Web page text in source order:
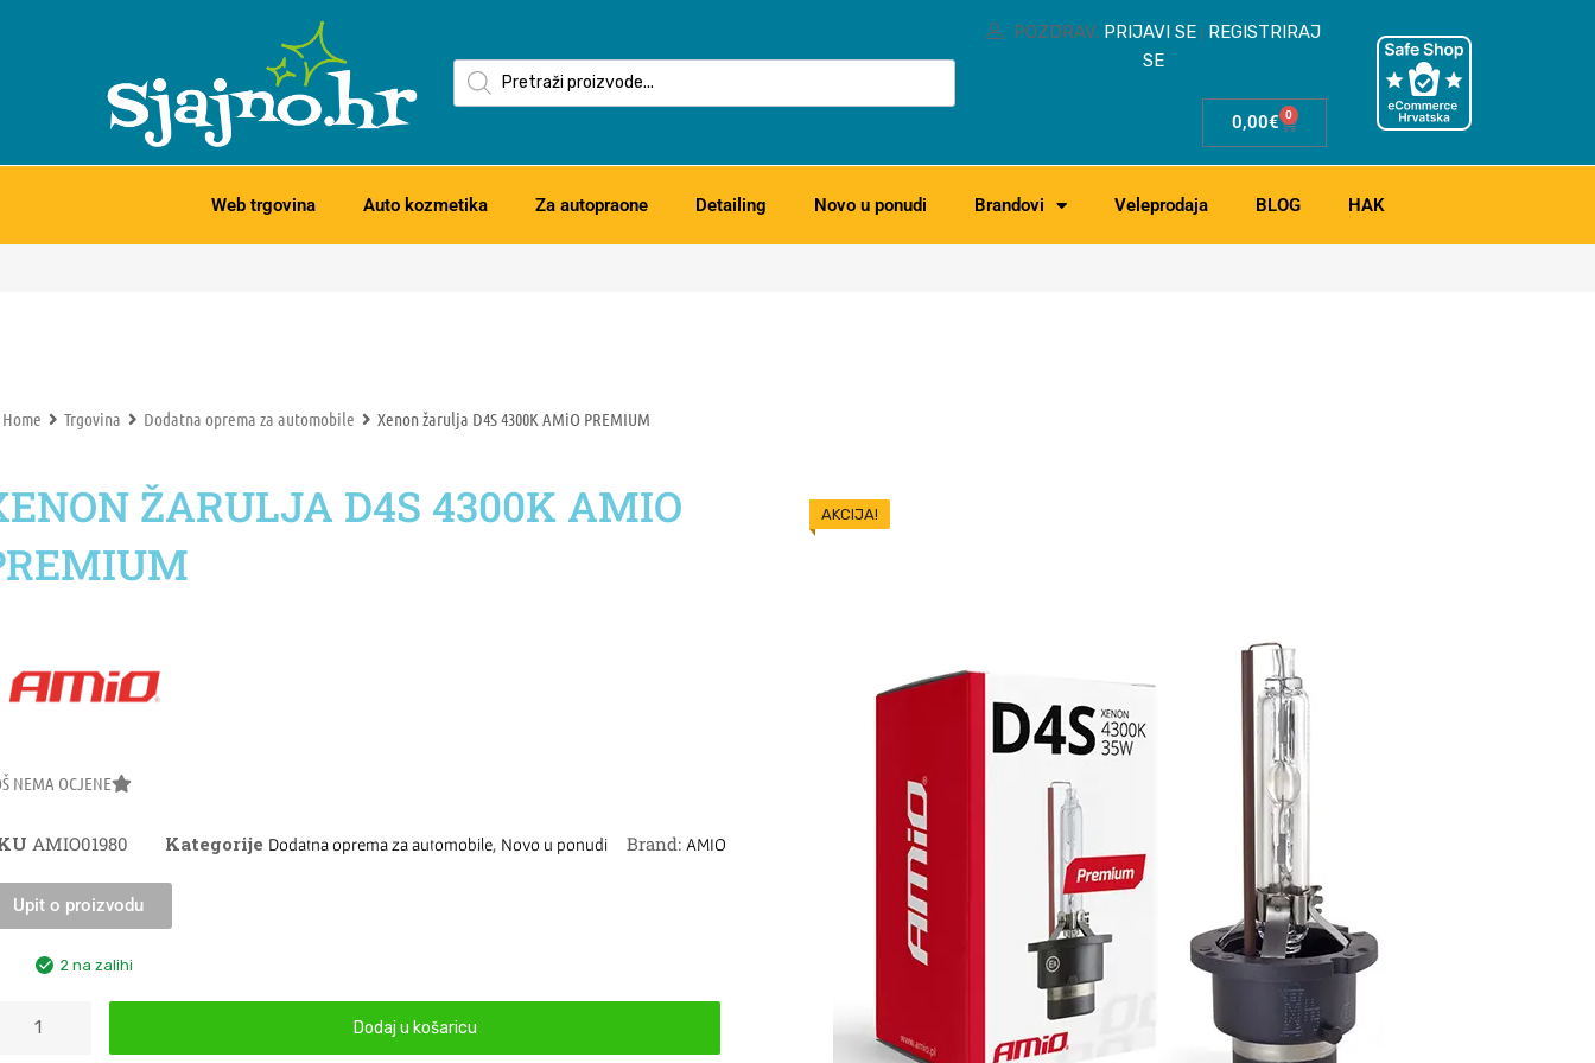
POZDRAV. PRIJAVI SE
REGISTRIRAJ
SE
0,00€ 0
Web trgovina Auto kozmetika Za autopraone Detailing Novo u ponudi Brandovi Veleprodaja BLOG HAK
Home Trgovina Dodatna oprema za automobile Xenon žarulja D4S 4300K AMiO PREMIUM
ŽARULJA D4S 4300K AMIO
NEMA OCJENE
AMIO01980 Kategorije Dodatna oprema za automobile, Novo u ponudi Brand: AMIO
Upit o proizvodu
2 na zalihi
Dodaj u košaricu
AKCIJA!